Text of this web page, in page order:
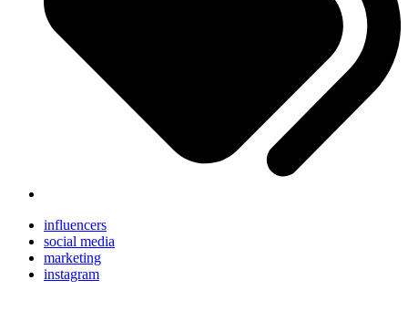
influencers
social media
marketing
instagram